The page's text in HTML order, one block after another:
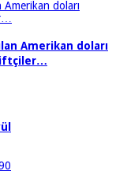
Amerikan doları